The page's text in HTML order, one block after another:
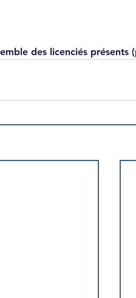
des licenciés présents